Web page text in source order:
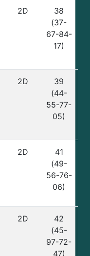
2D
38
(37-
67-84-
17)
2D
39
(44-
55-77-
05)
2D
41
(49-
56-76-
06)
2D
42
(45-
97-72-
47)